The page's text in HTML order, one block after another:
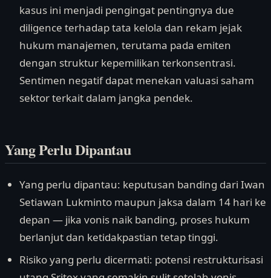
kasus ini menjadi pengingat pentingnya due
diligence terhadap tata kelola dan rekam jejak
hukum manajemen, terutama pada emiten
dengan struktur kepemilikan terkonsentrasi.
Sentimen negatif dapat menekan valuasi saham
sektor terkait dalam jangka pendek.
Yang Perlu Dipantau
Yang perlu dipantau: keputusan banding dari Iwan
Setiawan Lukminto maupun jaksa dalam 14 hari ke
depan — jika vonis naik banding, proses hukum
berlanjut dan ketidakpastian tetap tinggi.
Risiko yang perlu dicermati: potensi restrukturisasi